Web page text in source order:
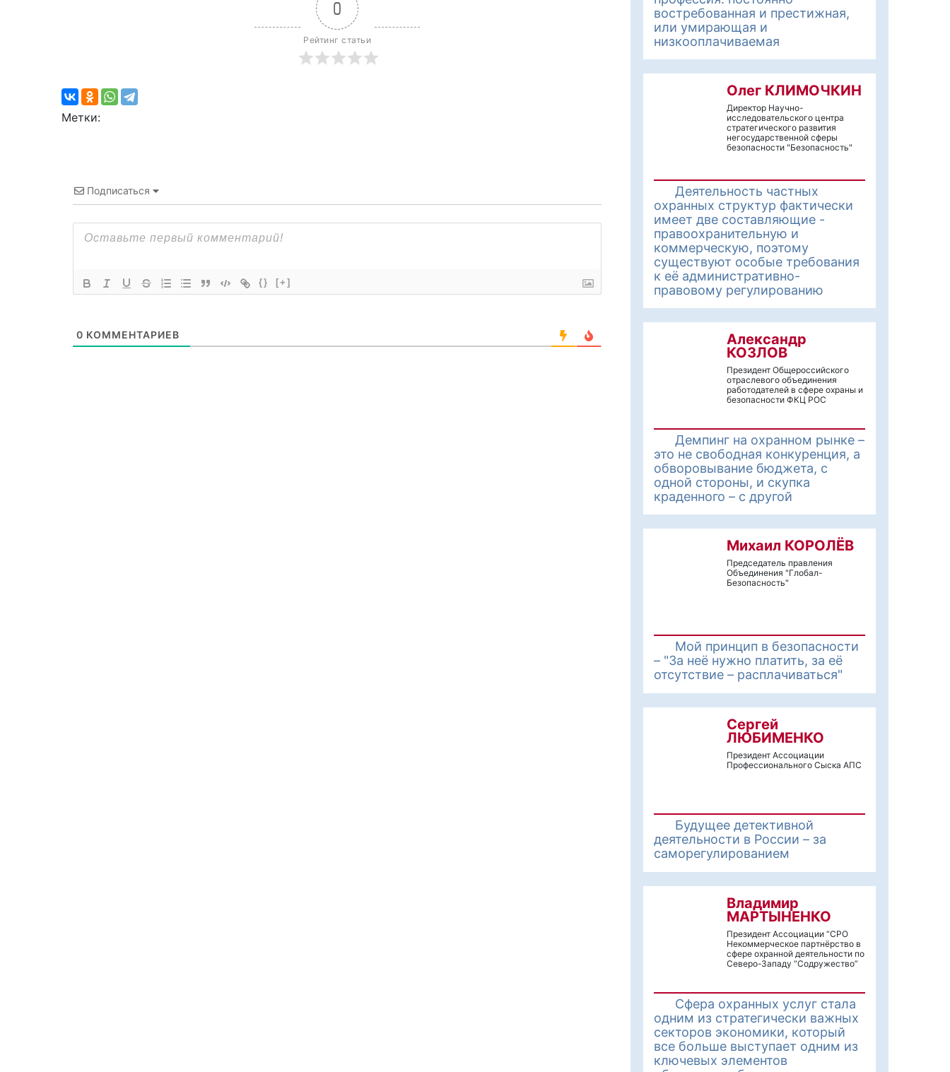
0
Рейтинг статьи
Метки:
Подписаться
{} [+]
0 КОММЕНТАРИЕВ
востребованная и престижная,
или умирающая и
низкооплачиваемая
Олег КЛИМОЧКИН
Директор Научно-
исследовательского центра
стратегического развития
негосударственной сферы
безопасности "Безопасность"
Деятельность частных
охранных структур фактически
имеет две составляющие -
правоохранительную и
коммерческую, поэтому
существуют особые требования
к её административно-
правовому регулированию
Александр
КОЗЛОВ
Президент Общероссийского
отраслевого объединения
работодателей в сфере охраны и
безопасности ФКЦ РОС
Демпинг на охранном рынке –
это не свободная конкуренция, а
обворовывание бюджета, с
одной стороны, и скупка
краденного – с другой
Михаил КОРОЛЁВ
Председатель правления
Объединения "Глобал-
Безопасность"
Мой принцип в безопасности
– "За неё нужно платить, за её
отсутствие – расплачиваться"
Сергей
ЛЮБИМЕНКО
Президент Ассоциации
Профессионального Сыска АПС
Будущее детективной
деятельности в России – за
саморегулированием
Владимир
МАРТЫНЕНКО
Президент Ассоциации “СРО
Некоммерческое партнёрство в
сфере охранной деятельности по
Северо-Западу “Содружество”
Сфера охранных услуг стала
одним из стратегически важных
секторов экономики, который
все больше выступает одним из
ключевых элементов